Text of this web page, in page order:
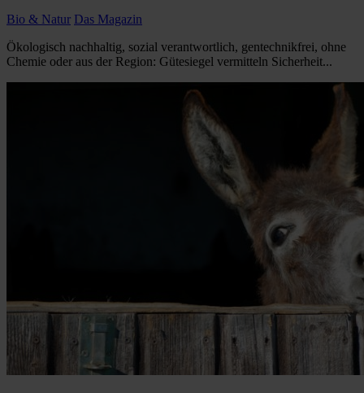
Bio & Natur Das Magazin
Ökologisch nachhaltig, sozial verantwortlich, gentechnikfrei, ohne
Chemie oder aus der Region: Gütesiegel vermitteln Sicherheit...